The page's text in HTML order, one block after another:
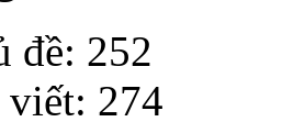
đề: 252
viết: 274